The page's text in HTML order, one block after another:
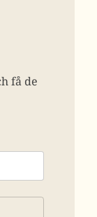
få de